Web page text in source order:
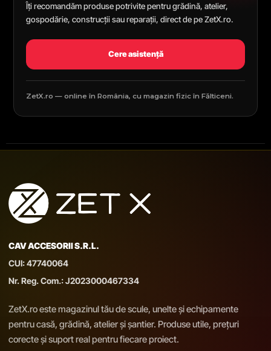
Îți recomandăm produse potrivite pentru grădină, atelier,
gospodărie, construcții sau reparații, direct de pe ZetX.ro.
Cere asistență
ZetX.ro — online în România, cu magazin fizic în Fălticeni.
CAV ACCESORII S.R.L.
CUI: 47740064
Nr. Reg. Com.: J2023000467334
ZetX.ro este magazinul tău de scule, unelte și echipamente
pentru casă, grădină, atelier și șantier. Produse utile, prețuri
corecte și suport real pentru fiecare proiect.